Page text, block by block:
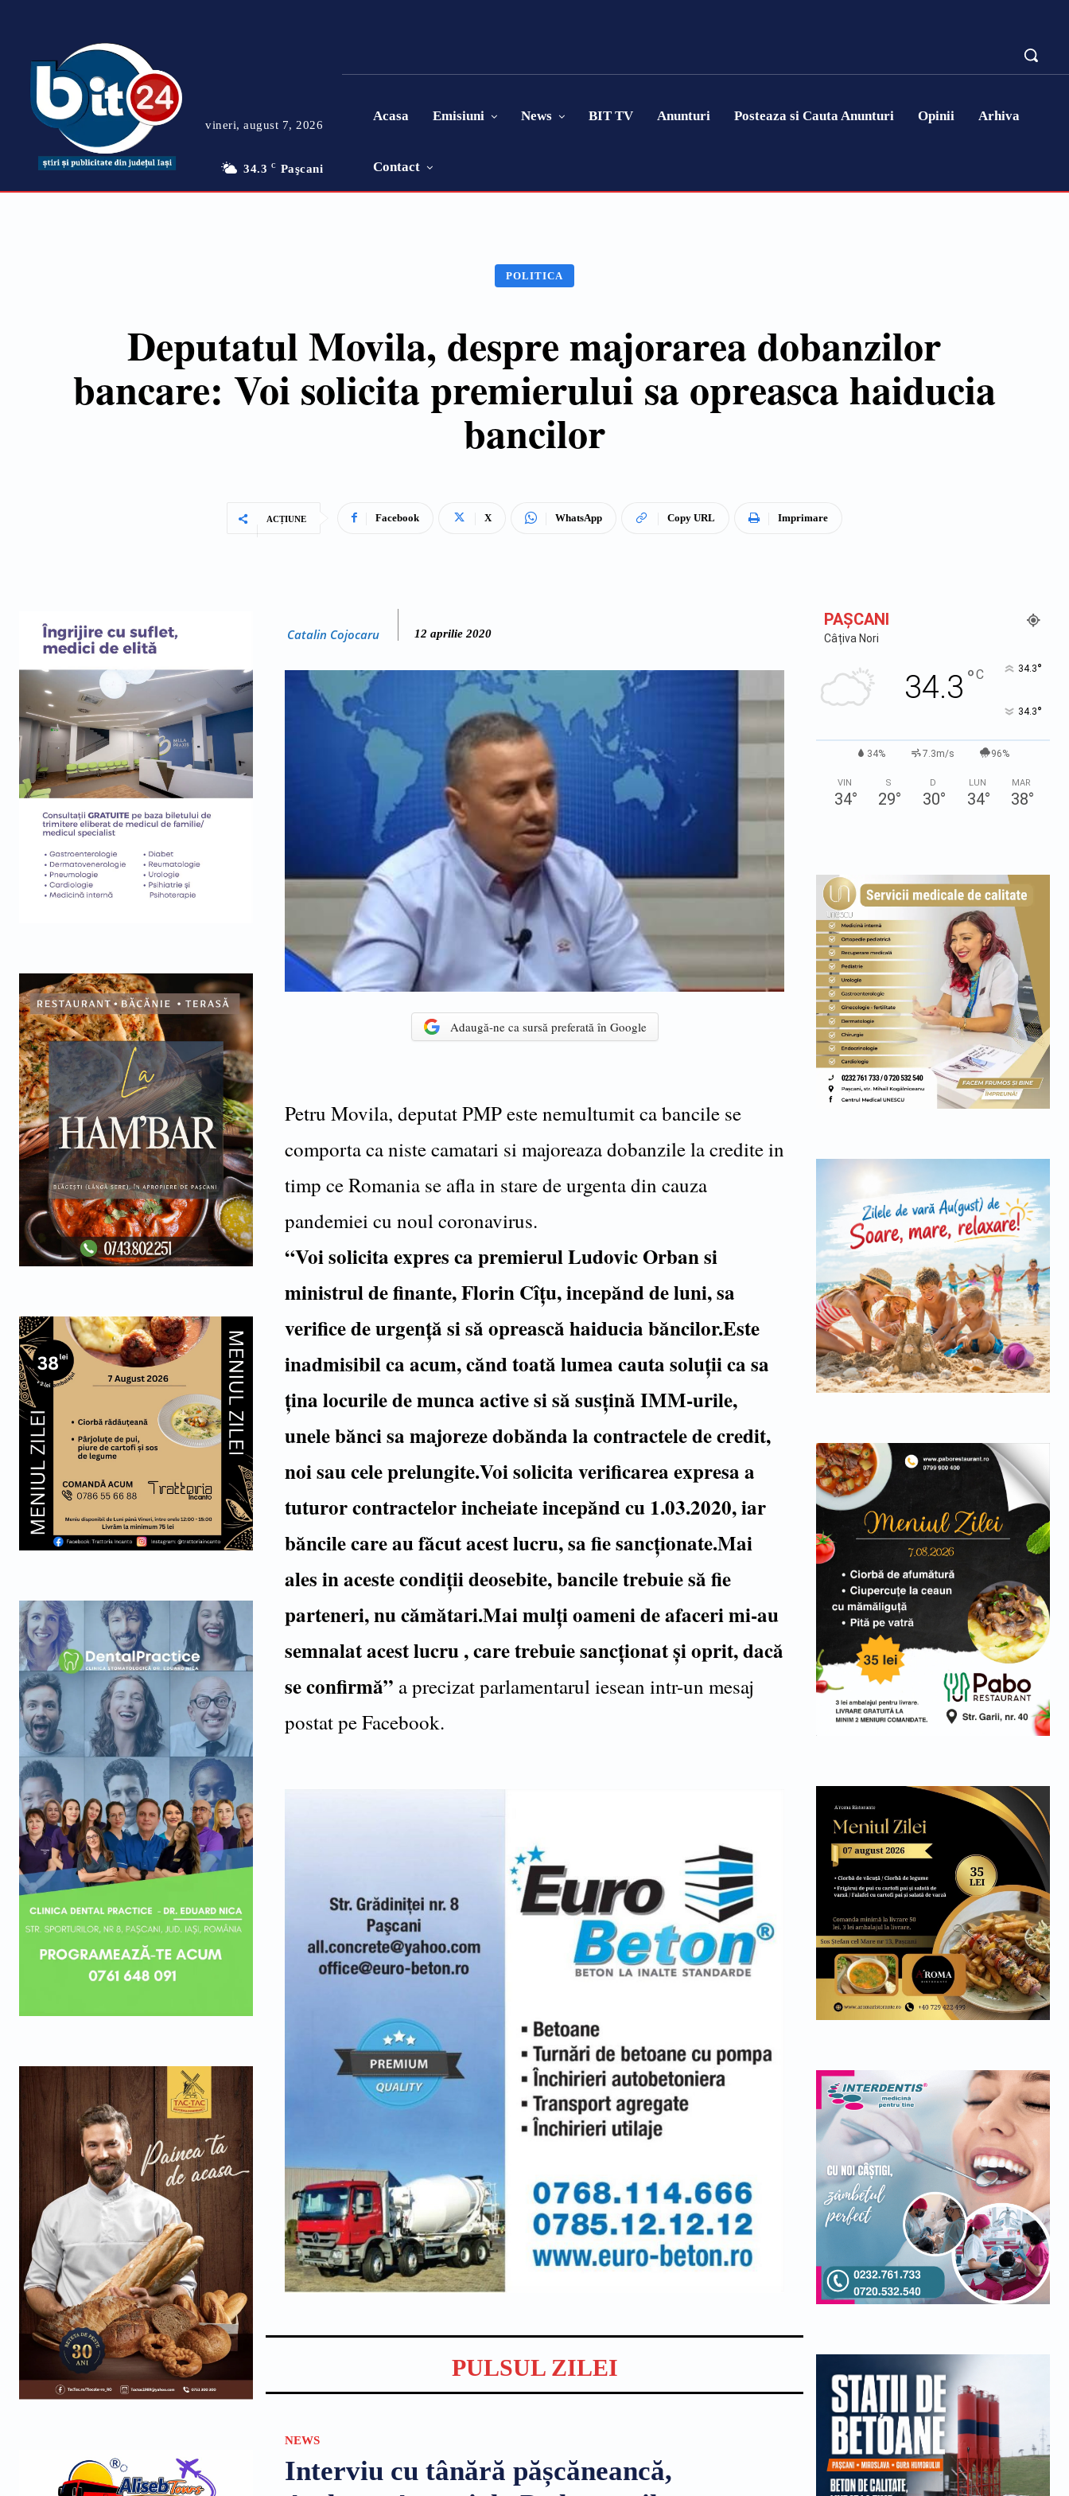
vineri, august 7, 2026
34.3 C Paşcani
Acasa Emisiuni News BIT TV Anunturi Posteaza si Cauta Anunturi Opinii Arhiva
Contact
POLITICA
Deputatul Movila, despre majorarea dobanzilor
bancare: Voi solicita premierului sa opreasca haiducia
bancilor
ACȚIUNE Facebook X WhatsApp Copy URL Imprimare
Catalin Cojocaru 12 aprilie 2020
Adaugă-ne ca sursă preferată în Google
Petru Movila, deputat PMP este nemultumit ca bancile se
comporta ca niste camatari si majoreaza dobanzile la credite in
timp ce Romania se afla in stare de urgenta din cauza
pandemiei cu noul coronavirus.
“Voi solicita expres ca premierul Ludovic Orban si
ministrul de finante, Florin Cîțu, incepănd de luni, sa
verifice de urgență si să oprească haiducia băncilor.Este
inadmisibil ca acum, cănd toată lumea cauta soluții ca sa
țina locurile de munca active si să susțină IMM-urile,
unele bănci sa majoreze dobănda la contractele de credit,
noi sau cele prelungite.Voi solicita verificarea expresa a
tuturor contractelor incheiate incepănd cu 1.03.2020, iar
băncile care au făcut acest lucru, sa fie sancționate.Mai
ales in aceste condiții deosebite, bancile trebuie să fie
parteneri, nu cămătari.Mai mulți oameni de afaceri mi-au
semnalat acest lucru , care trebuie sancționat și oprit, dacă
se confirmă” a precizat parlamentarul iesean intr-un mesaj
postat pe Facebook.
PULSUL ZILEI
NEWS
Interviu cu tânără pășcăneancă,
PAŞCANI
Câțiva Nori
34.3 °C 34.3°
34.3°
34% 7.3m/s 96%
VIN
34°
S
29°
D
30°
LUN
34°
MAR
38°